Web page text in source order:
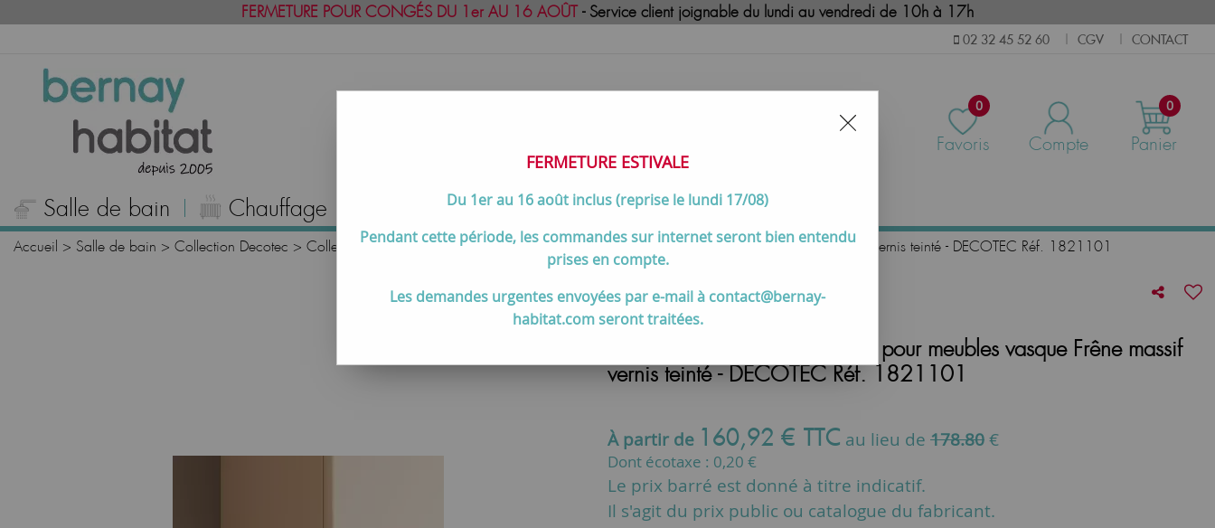
FERMETURE POUR CONGÉS DU 1er AU 16 AOÛT- Service client joignable du lundi au vendredi de 10h à 17h
02 32 45 52 60 CGV CONTACT
0
Favoris Compte
0
Panier
Salle de bain Chauffage Cuisson Meilleures ventes Contactez-nous
Accueil > Salle de bain > Collection Decotec > Collection RÉSONANCE >Lot de pieds Résonance 37cm pour meubles vasque Frêne massif vernis teinté - DECOTEC Réf. 1821101
Lot de pieds Résonance 37cm pour meubles vasque Frêne massif
vernis teinté - DECOTEC Réf. 1821101
À partir de 160,92 € TTC au lieu de 178.80€
Dont écotaxe : 0,20 €
Le prix barré est donné à titre indicatif.
Il s'agit du prix public ou catalogue du fabricant.
FERMETURE ESTIVALE
Du 1er au 16 août inclus (reprise le lundi 17/08)
Pendant cette période, les commandes sur internet seront bien entendu
prises en compte.
Les demandes urgentes envoyées par e-mail à contact@bernay-
habitat.com seront traitées.